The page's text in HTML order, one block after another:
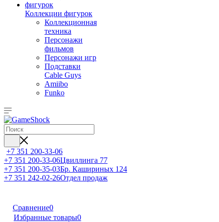
Коллекции фигурок
Коллекционная
техника
Персонажи
фильмов
Персонажи игр
Подставки
Cable Guys
Amiibo
Funko
+7 351 200-33-06
+7 351 200-33-06Цвиллинга 77
+7 351 200-35-03Бр. Кашириных 124
+7 351 242-02-26Отдел продаж
Сравнение0
Избранные товары0